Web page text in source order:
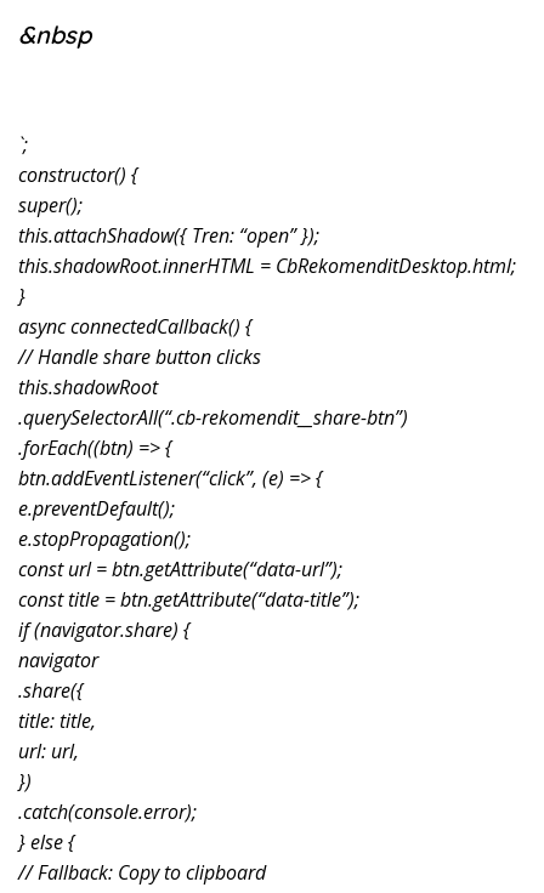
&nbsp
`;
constructor() {
super();
this.attachShadow({ Tren: “open” });
this.shadowRoot.innerHTML = CbRekomenditDesktop.html;
}
async connectedCallback() {
// Handle share button clicks
this.shadowRoot
.querySelectorAll(“.cb-rekomendit__share-btn”)
.forEach((btn) => {
btn.addEventListener(“click”, (e) => {
e.preventDefault();
e.stopPropagation();
const url = btn.getAttribute(“data-url”);
const title = btn.getAttribute(“data-title”);
if (navigator.share) {
navigator
.share({
title: title,
url: url,
})
.catch(console.error);
} else {
// Fallback: Copy to clipboard